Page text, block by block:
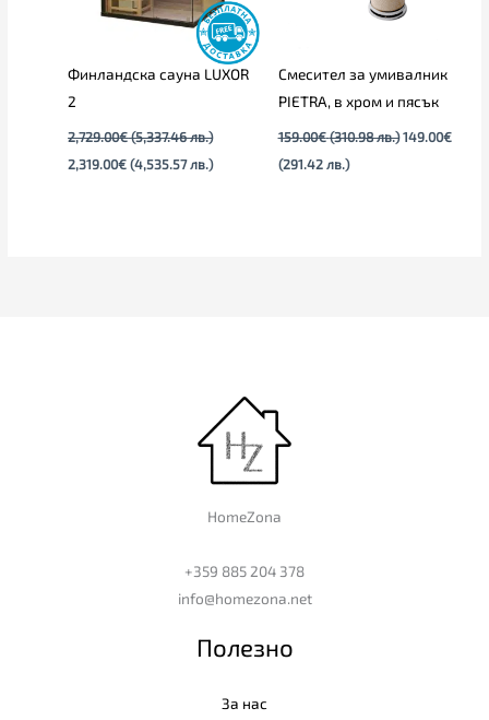
Финландска сауна LUXOR
2
2,729.00€ (5,337.46 лв.)
2,319.00€ (4,535.57 лв.)
Смесител за умивалник
PIETRA, в хром и пясък
159.00€ (310.98 лв.) 149.00€
(291.42 лв.)
HomeZona
+359 885 204 378
info@homezona.net
Полезно
За нас